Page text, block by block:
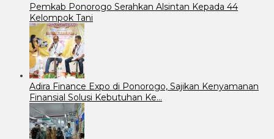
Pemkab Ponorogo Serahkan Alsintan Kepada 44
Kelompok Tani
Adira Finance Expo di Ponorogo, Sajikan Kenyamanan
Finansial Solusi Kebutuhan Ke…